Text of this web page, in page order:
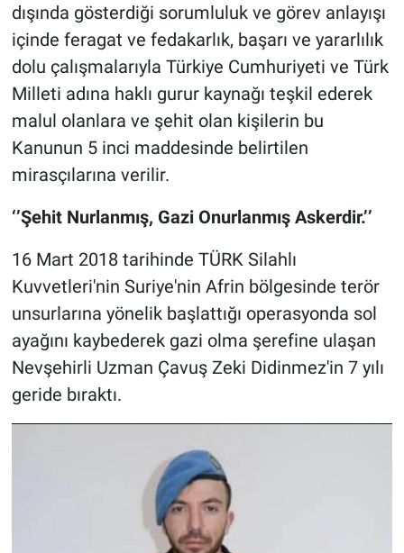
dışında gösterdiği sorumluluk ve görev anlayışı
içinde feragat ve fedakarlık, başarı ve yararlılık
dolu çalışmalarıyla Türkiye Cumhuriyeti ve Türk
Milleti adına haklı gurur kaynağı teşkil ederek
malul olanlara ve şehit olan kişilerin bu
Kanunun 5 inci maddesinde belirtilen
mirasçılarına verilir.
‘’Şehit Nurlanmış, Gazi Onurlanmış Askerdir.’’
16 Mart 2018 tarihinde TÜRK Silahlı
Kuvvetleri'nin Suriye'nin Afrin bölgesinde terör
unsurlarına yönelik başlattığı operasyonda sol
ayağını kaybederek gazi olma şerefine ulaşan
Nevşehirli Uzman Çavuş Zeki Didinmez'in 7 yılı
geride bıraktı.
Haberde İnsan